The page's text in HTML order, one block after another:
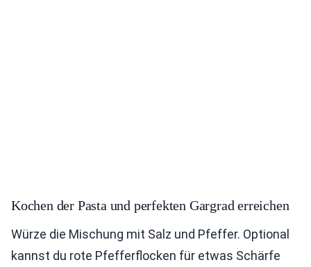
Kochen der Pasta und perfekten Gargrad erreichen
Würze die Mischung mit Salz und Pfeffer. Optional
kannst du rote Pfefferflocken für etwas Schärfe